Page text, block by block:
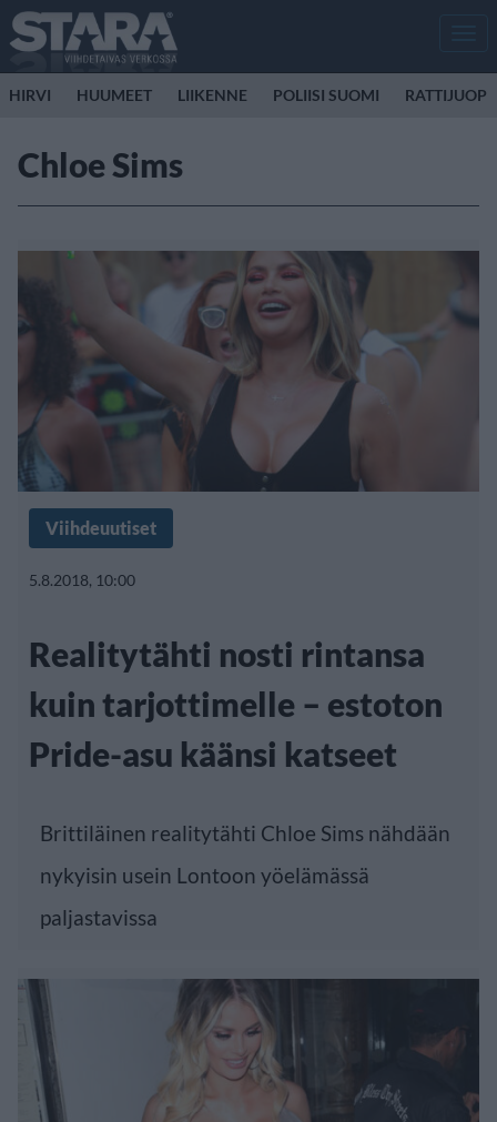
HIRVI HUUMEET LIIKENNE POLIISI SUOMI
Chloe Sims
Viihdeuutiset
5.8.2018, 10:00
Realitytähti nosti rintansa
kuin tarjottimelle – estoton
Pride-asu käänsi katseet
Brittiläinen realitytähti Chloe Sims nähdään
nykyisin usein Lontoon yöelämässä
paljastavissa